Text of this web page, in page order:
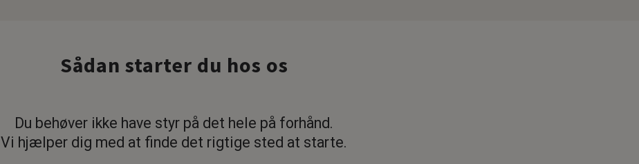
Sådan starter du hos os
Du behøver ikke have styr på det hele på forhånd.
Vi hjælper dig med at finde det rigtige sted at starte.